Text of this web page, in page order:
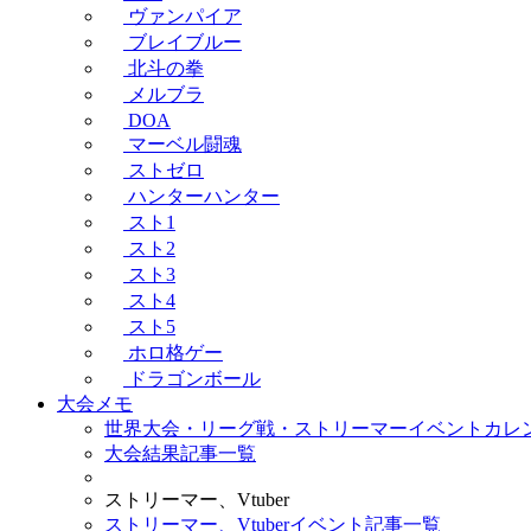
ヴァンパイア
ブレイブルー
北斗の拳
メルブラ
DOA
マーベル闘魂
ストゼロ
ハンターハンター
スト1
スト2
スト3
スト4
スト5
ホロ格ゲー
ドラゴンボール
大会メモ
世界大会・リーグ戦・ストリーマーイベントカレ
大会結果記事一覧
ストリーマー、Vtuber
ストリーマー、Vtuberイベント記事一覧